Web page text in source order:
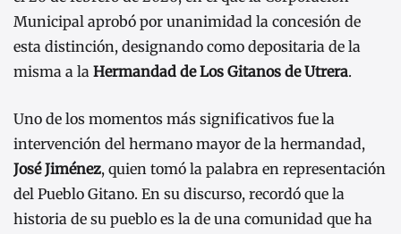
Municipal aprobó por unanimidad la concesión de
esta distinción, designando como depositaria de la
misma a la Hermandad de Los Gitanos de Utrera.
Uno de los momentos más significativos fue la
intervención del hermano mayor de la hermandad,
José Jiménez, quien tomó la palabra en representación
del Pueblo Gitano. En su discurso, recordó que la
historia de su pueblo es la de una comunidad que ha